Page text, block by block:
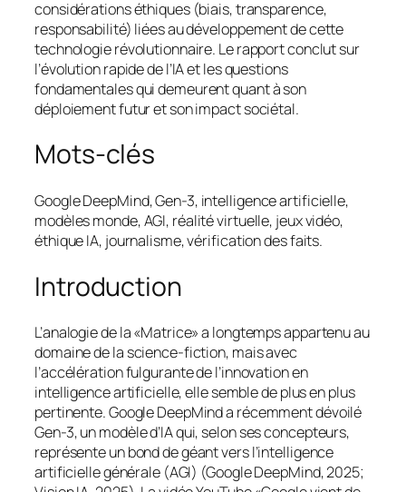
considérations éthiques (biais, transparence,
responsabilité) liées au développement de cette
technologie révolutionnaire. Le rapport conclut sur
l’évolution rapide de l’IA et les questions
fondamentales qui demeurent quant à son
déploiement futur et son impact sociétal.
Mots-clés
Google DeepMind, Gen-3, intelligence artificielle,
modèles monde, AGI, réalité virtuelle, jeux vidéo,
éthique IA, journalisme, vérification des faits.
Introduction
L’analogie de la «Matrice» a longtemps appartenu au
domaine de la science-fiction, mais avec
l’accélération fulgurante de l’innovation en
intelligence artificielle, elle semble de plus en plus
pertinente. Google DeepMind a récemment dévoilé
Gen-3, un modèle d’IA qui, selon ses concepteurs,
représente un bond de géant vers l’intelligence
artificielle générale (AGI) (Google DeepMind, 2025;